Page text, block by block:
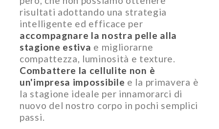
risultati adottando una strategia
intelligente ed efficace per
accompagnare la nostra pelle alla
stagione estiva e migliorarne
compattezza, luminosità e texture.
Combattere la cellulite non è
un'impresa impossibile e la primavera è
la stagione ideale per innamorarci di
nuovo del nostro corpo in pochi semplici
passi.